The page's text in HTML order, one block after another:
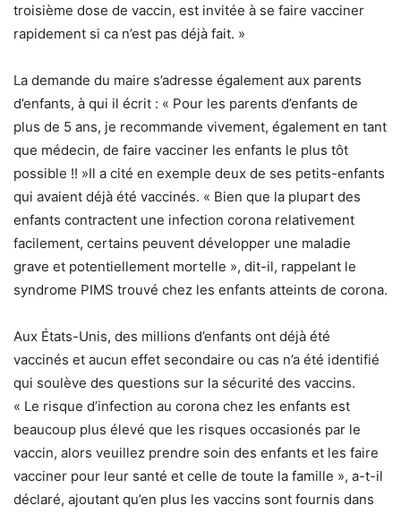
troisième dose de vaccin, est invitée à se faire vacciner
rapidement si ca n’est pas déjà fait. »
La demande du maire s’adresse également aux parents
d’enfants, à qui il écrit : « Pour les parents d’enfants de
plus de 5 ans, je recommande vivement, également en tant
que médecin, de faire vacciner les enfants le plus tôt
possible !! »Il a cité en exemple deux de ses petits-enfants
qui avaient déjà été vaccinés. « Bien que la plupart des
enfants contractent une infection corona relativement
facilement, certains peuvent développer une maladie
grave et potentiellement mortelle », dit-il, rappelant le
syndrome PIMS trouvé chez les enfants atteints de corona.
Aux États-Unis, des millions d’enfants ont déjà été
vaccinés et aucun effet secondaire ou cas n’a été identifié
qui soulève des questions sur la sécurité des vaccins.
« Le risque d’infection au corona chez les enfants est
beaucoup plus élevé que les risques occasionés par le
vaccin, alors veuillez prendre soin des enfants et les faire
vacciner pour leur santé et celle de toute la famille », a-t-il
déclaré, ajoutant qu’en plus les vaccins sont fournis dans